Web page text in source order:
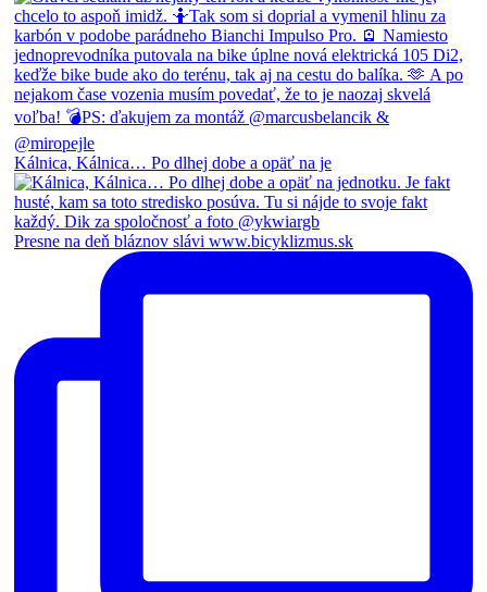
Kálnica, Kálnica… Po dlhej dobe a opäť na je
Presne na deň bláznov slávi www.bicyklizmus.sk